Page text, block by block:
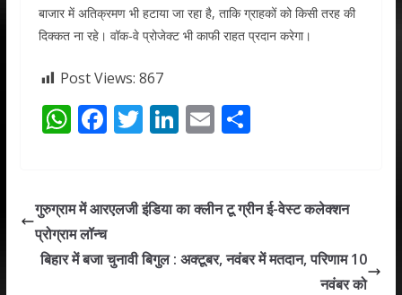
बाजार में अतिक्रमण भी हटाया जा रहा है, ताकि ग्राहकों को किसी तरह की
दिक्कत ना रहे। वॉक-वे प्रोजेक्ट भी काफी राहत प्रदान करेगा।
Post Views: 867
W
s
A
p
F
b
o
o
T
er
Li
e
n
E
l
S
e
गुरुग्राम में आरएलजी इंडिया का क्लीन टू ग्रीन ई-वेस्ट कलेक्शन
प्रोग्राम लॉन्च
बिहार में बजा चुनावी बिगुल : अक्टूबर, नवंबर में मतदान, परिणाम 10
नवंबर को